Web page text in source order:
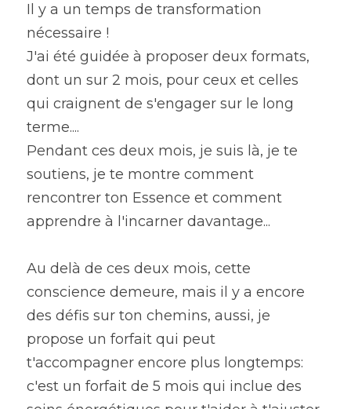
Il y a un temps de transformation
nécessaire !
J'ai été guidée à proposer deux formats,
dont un sur 2 mois, pour ceux et celles
qui craignent de s'engager sur le long
terme....
Pendant ces deux mois, je suis là, je te
soutiens, je te montre comment
rencontrer ton Essence et comment
apprendre à l'incarner davantage...
Au delà de ces deux mois, cette
conscience demeure, mais il y a encore
des défis sur ton chemins, aussi, je
propose un forfait qui peut
t'accompagner encore plus longtemps:
c'est un forfait de 5 mois qui inclue des